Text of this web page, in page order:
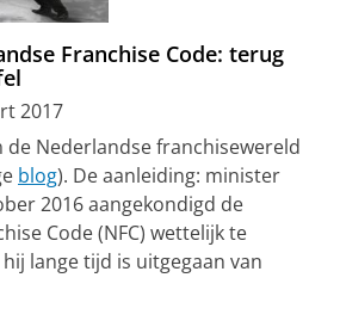
Franchise Code: terug
2017
Nederlandse franchisewereld
blog). De aanleiding: minister
2016 aangekondigd de
Code (NFC) wettelijk te
lange tijd is uitgegaan van